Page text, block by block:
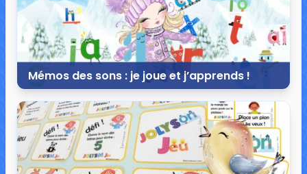
Mémos des sons : je joue et j’apprends !
11 décembre 2020
13 commentaires
49 113 vues